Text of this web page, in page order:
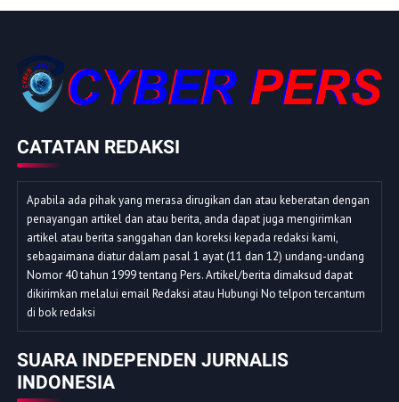
CATATAN REDAKSI
Apabila ada pihak yang merasa dirugikan dan atau keberatan dengan
penayangan artikel dan atau berita, anda dapat juga mengirimkan
artikel atau berita sanggahan dan koreksi kepada redaksi kami,
sebagaimana diatur dalam pasal 1 ayat (11 dan 12) undang-undang
Nomor 40 tahun 1999 tentang Pers. Artikel/berita dimaksud dapat
dikirimkan melalui email Redaksi atau Hubungi No telpon tercantum
di bok redaksi
SUARA INDEPENDEN JURNALIS
INDONESIA